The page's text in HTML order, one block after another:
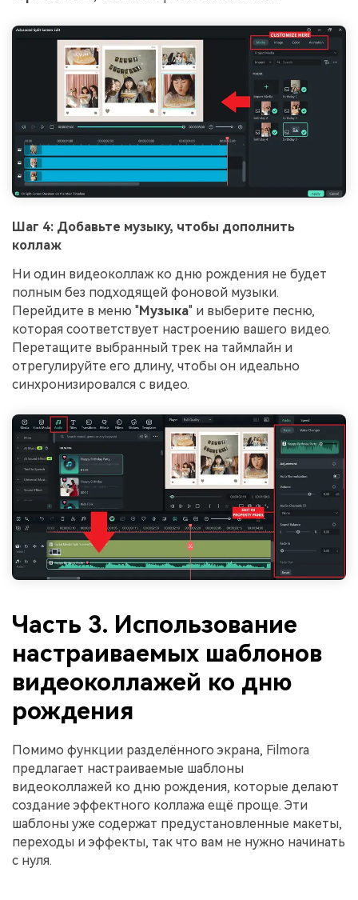
Шаг 4: Добавьте музыку, чтобы дополнить
коллаж
Ни один видеоколлаж ко дню рождения не будет
полным без подходящей фоновой музыки.
Перейдите в меню "Музыка" и выберите песню,
которая соответствует настроению вашего видео.
Перетащите выбранный трек на таймлайн и
отрегулируйте его длину, чтобы он идеально
синхронизировался с видео.
Часть 3. Использование
настраиваемых шаблонов
видеоколлажей ко дню
рождения
Помимо функции разделённого экрана, Filmora
предлагает настраиваемые шаблоны
видеоколлажей ко дню рождения, которые делают
создание эффектного коллажа ещё проще. Эти
шаблоны уже содержат предустановленные макеты,
переходы и эффекты, так что вам не нужно начинать
с нуля.